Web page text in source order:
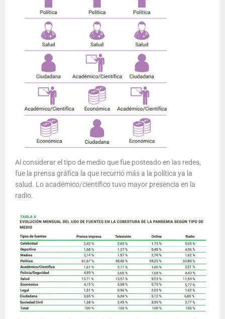
Al considerar el tipo de medio que fue posteado en las redes,
fue la prensa gráfica la que recurrió más a la política ya la
salud. Lo académico/científico tuvo mayor presencia en la
radio.